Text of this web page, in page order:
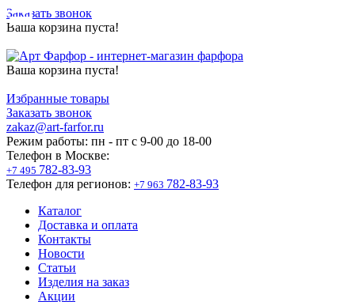
Заказать звонок
Ваша корзина пуста!
Ваша корзина пуста!
Избранные товары
Заказать звонок
zakaz@art-farfor.ru
Режим работы: пн - пт c 9-00 до 18-00
Телефон в Москве:
+7 495 782-83-93
Телефон для регионов: +7 963 782-83-93
Каталог
Доставка и оплата
Контакты
Новости
Статьи
Изделия на заказ
Акции